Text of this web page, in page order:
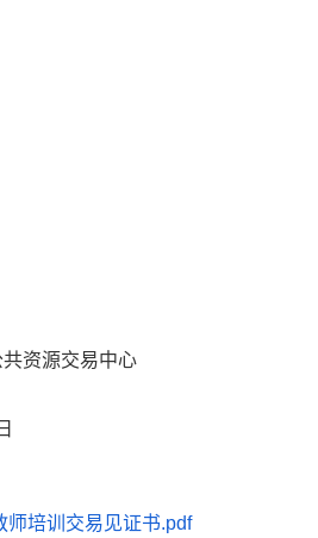
资源交易中心
师培训交易见证书.pdf